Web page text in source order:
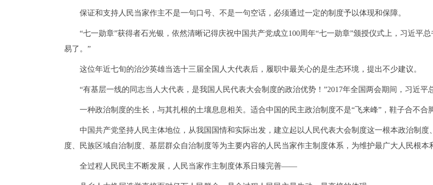
保证和支持人民当家作主不是一句口号、不是一句空话，必须通过一定的制度予以体现和保障。
“七一勋章”获得者石光银，依然清晰记得庆祝中国共产党成立100周年“七一勋章”颁授仪式上，习近平
易了。”
这位年近七旬的治沙英雄当选十三届全国人大代表后，履职中最关心的是生态环境，提出不少建议。
“有基层一线的同志当人大代表，是我国人民代表大会制度的政治优势！”2017年全国两会期间，习近平
一种政治制度的生长，与其扎根的土壤息息相关。适合中国的民主政治制度不是“飞来峰”，鞋子合不合
中国共产党坚持人民主体地位，从我国国情和实际出发，建立起以人民代表大会制度这一根本政治制度
度、民族区域自治制度、基层群众自治制度等为主要内容的人民当家作主制度体系，为维护最广大人民根本
全过程人民民主不断发展，人民当家作主制度体系日臻完善——